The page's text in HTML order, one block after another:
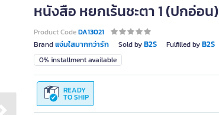
หนังสือ หยกเร้นชะตา 1 (ปกอ่อน)
Product CodeDA13021
Brandแจ่มใสมากกว่ารัก Sold byB2S Fulfilled byB2S
0% installment available
READY
TO SHIP